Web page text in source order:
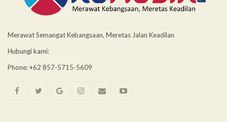
Merawat Semangat Kebangsaan, Meretas Jalan Keadilan
Hubungi kami:
Phone: +62 857-5715-5609